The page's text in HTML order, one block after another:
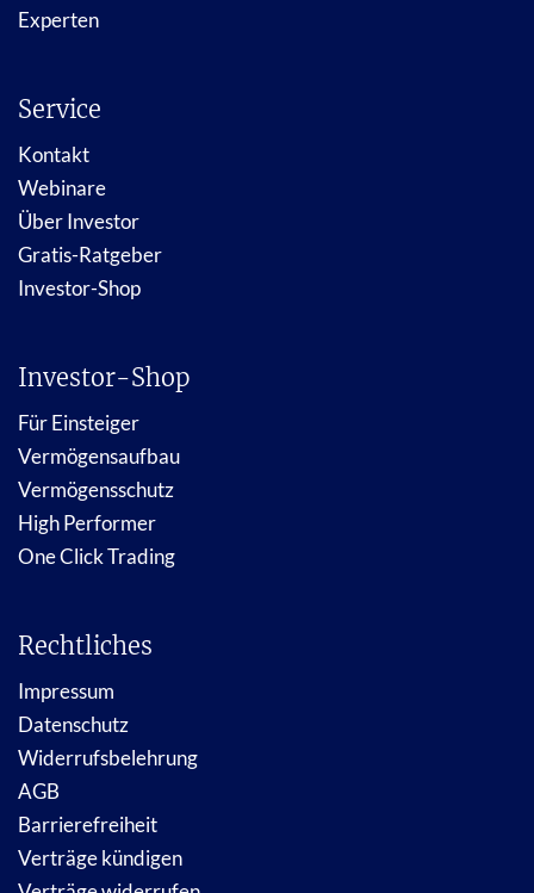
Experten
Service
Kontakt
Webinare
Über Investor
Gratis-Ratgeber
Investor-Shop
Investor-Shop
Für Einsteiger
Vermögensaufbau
Vermögensschutz
High Performer
One Click Trading
Rechtliches
Impressum
Datenschutz
Widerrufsbelehrung
AGB
Barrierefreiheit
Verträge kündigen